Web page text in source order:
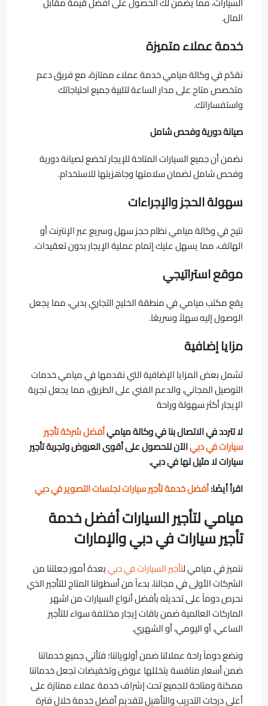
المال.
خدمة عملاء متميزة
نقدّم في وكالة ميامي خدمة عملاء ممتازة، مع فريق دعم
متخصص متاح على مدار الساعة لتلبية جميع احتياجاتك
واستفساراتك.
صيانة دورية وفحص شامل
نضمن أن جميع السيارات المتاحة للإيجار تخضع لصيانة دورية
وفحص شامل لضمان سلامتها وجاهزيتها للاستخدام.
سهولة الحجز والإجراءات
نتيح في وكالة ميامي نظام حجز سهل وسريع عبر الإنترنت أو
الهاتف، مما يسهل عليك إتمام عملية الإيجار بدون تعقيدات.
موقعاستراتيجي
يقع مكتب ميامي في منطقة الخليج التجاري بدبي، مما يجعل
الوصول إليه سهلاً وسريعًا.
مزايا إضافية
تشمل بعض المزايا الإضافية التي نقدمها في ميامي خدمات
التوصيل المجاني، والدعم الفني على الطريق، مما يجعل تجربة
الإيجار أكثر سهولة وراحة
لا تتردد في الاتصال بنا في وكالة مياميأفضل شركة تأجير
سيارات في دبيالآن للحصول على أقوى العروض وتجربة تأجير
سيارات لا مثيل لها في دبي.
اقرأ أيضَا:أفضل خدمة تأجير سيارات لجلسات التصوير في دبي
ميامي لتأجير السيارات أفضل خدمة
تأجير سيارات في دبي والإمارات
نتميز في ميامي لتأجير السيارات في دبيبعدة أمور جعلتنا من
الشركات الأولى في مجالنا، بدءاً من أسطولنا المتاج للتأجير الذي
نحرص دوماً على تحديثه بأفضل أنواع السيارات من اشهر
الماركات العالمية ضمن باقات إيجار مختلفة سواء للتأجير
الساعي، أو اليومي، أو الشهري.
ونضع دوماً راحة عملائنا ضمن أولوياتنا؛ فتأتي جميع خدماتنا
ضمن أسعار منافسة يتخللها عروض وتخفيضات تجعل خدماتنا
ممكنة ومتاحة للجميع تحت إشراف خدمة عملاء ممتازة على
أعلى درجات التدريب والتأهيل لتقديم أفضل خدمة خلال فترة